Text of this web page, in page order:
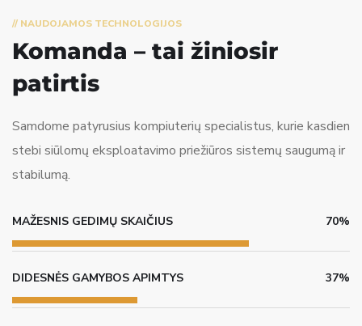
// NAUDOJAMOS TECHNOLOGIJOS
Komanda – tai žiniosir
patirtis
Samdome patyrusius kompiuterių specialistus, kurie kasdien
stebi siūlomų eksploatavimo priežiūros sistemų saugumą ir
stabilumą.
MAŽESNIS GEDIMŲ SKAIČIUS 70%
DIDESNĖS GAMYBOS APIMTYS 37%